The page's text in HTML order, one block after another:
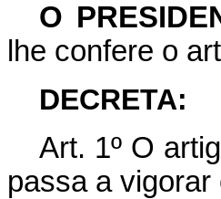
O
lhe confere o
DECRETA:
Art. 1º O
passa a